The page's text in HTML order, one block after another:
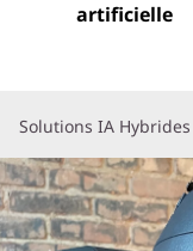
a
c
o
n
artificielle
Solutions IA Hybrides